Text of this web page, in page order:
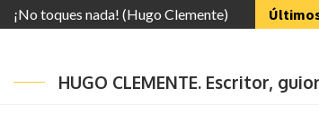
¡No toques nada! (Hugo Clemente)
HUGO CLEMENTE. Escritor,